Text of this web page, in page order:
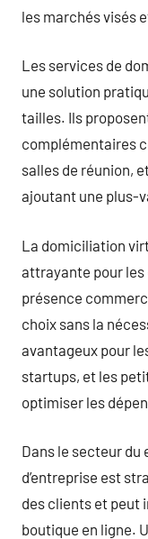
les marchés visés
Les services de
une solution
tailles. Ils
complémentaires
salles de réunion,
ajoutant une plus-
La domiciliation
attrayante pour
présence
choix sans la
avantageux pour
startups, et les
optimiser les
Dans le secteur
d’entreprise est
des clients et peut
boutique en ligne.